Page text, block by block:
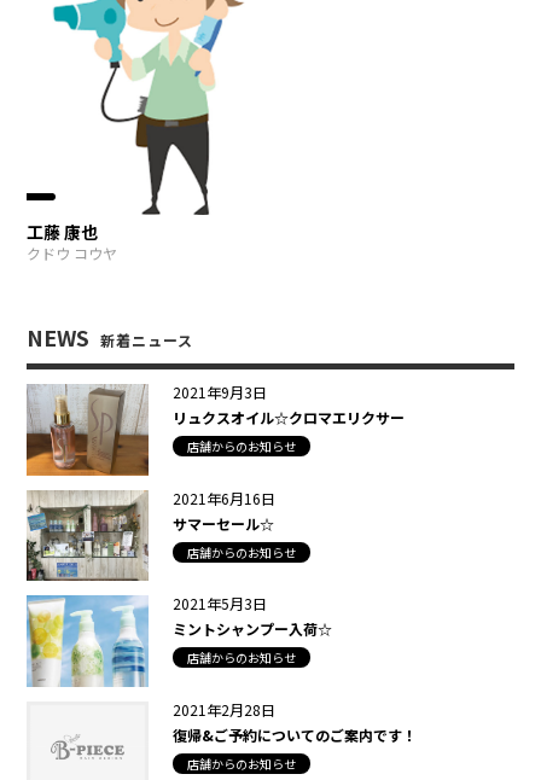
工藤 康也
クドウ コウヤ
NEWS 新着ニュース
2021年9月3日
リュクスオイル☆クロマエリクサー
店舗からのお知らせ
2021年6月16日
サマーセール☆
店舗からのお知らせ
2021年5月3日
ミントシャンプー入荷☆
店舗からのお知らせ
2021年2月28日
復帰&ご予約についてのご案内です！
店舗からのお知らせ